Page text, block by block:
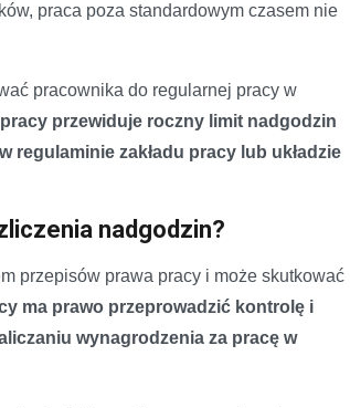
praca poza standardowym czasem nie
pracownika do regularnej pracy w
przewiduje roczny limit nadgodzin
zakładu pracy lub układzie
nadgodzin?
przepisów prawa pracy i może skutkować
ma prawo przeprowadzić kontrolę i
wynagrodzenia za pracę w